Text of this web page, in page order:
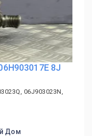
8J
06J903023N,
Дом